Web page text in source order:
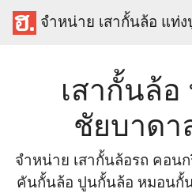
จำหน่าย เสากั้นล้อ แท่
เสากั้นล้
ชัยบาดา
จำหน่าย เสากั้นล้อรถ คอน
คันกั้นล้อ ปูนกั้นล้อ หมอนกั้